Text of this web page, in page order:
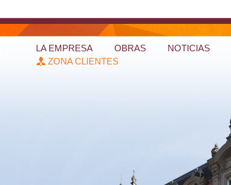
LA EMPRESA OBRAS NOTICIAS
ZONA CLIENTES